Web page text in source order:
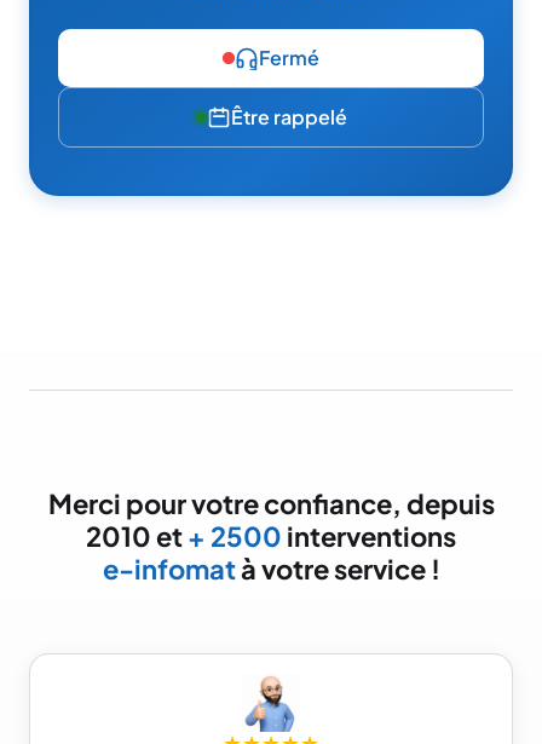
Fermé
Être rappelé
Merci pour votre confiance, depuis
2010 et+ 2500 interventions
e-infomatà votre service !